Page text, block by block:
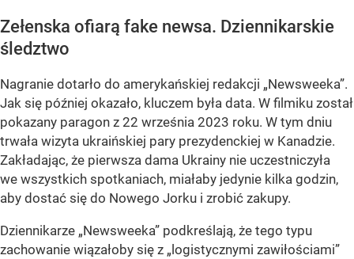
Zełenska ofiarą fake newsa. Dziennikarskie
śledztwo
Nagranie dotarło do amerykańskiej redakcji „Newsweeka”.
Jak się później okazało, kluczem była data. W filmiku został
pokazany paragon z 22 września 2023 roku. W tym dniu
trwała wizyta ukraińskiej pary prezydenckiej w Kanadzie.
Zakładając, że pierwsza dama Ukrainy nie uczestniczyła
we wszystkich spotkaniach, miałaby jedynie kilka godzin,
aby dostać się do Nowego Jorku i zrobić zakupy.
Dziennikarze „Newsweeka” podkreślają, że tego typu
zachowanie wiązałoby się z „logistycznymi zawiłościami”